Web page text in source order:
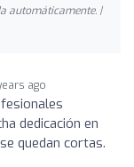
automáticamente. |
ago
dedicación en
quedan cortas.